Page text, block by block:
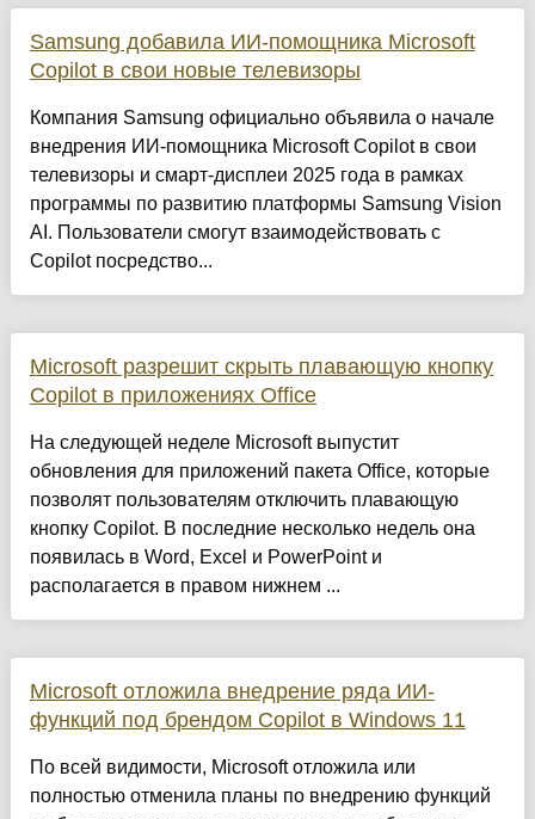
Samsung добавила ИИ-помощника Microsoft
Copilot в свои новые телевизоры
Компания Samsung официально объявила о начале
внедрения ИИ-помощника Microsoft Copilot в свои
телевизоры и смарт-дисплеи 2025 года в рамках
программы по развитию платформы Samsung Vision
AI. Пользователи смогут взаимодействовать с
Copilot посредство...
Microsoft разрешит скрыть плавающую кнопку
Copilot в приложениях Office
На следующей неделе Microsoft выпустит
обновления для приложений пакета Office, которые
позволят пользователям отключить плавающую
кнопку Copilot. В последние несколько недель она
появилась в Word, Excel и PowerPoint и
располагается в правом нижнем ...
Microsoft отложила внедрение ряда ИИ-
функций под брендом Copilot в Windows 11
По всей видимости, Microsoft отложила или
полностью отменила планы по внедрению функций